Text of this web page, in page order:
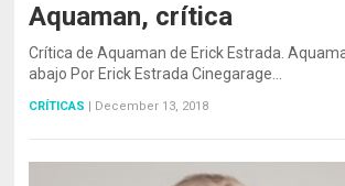
Aquaman, crítica
Crítica de Aquaman de Erick Estrada.
abajo Por Erick Estrada Cinegarage…
CRÍTICAS December 13, 2018